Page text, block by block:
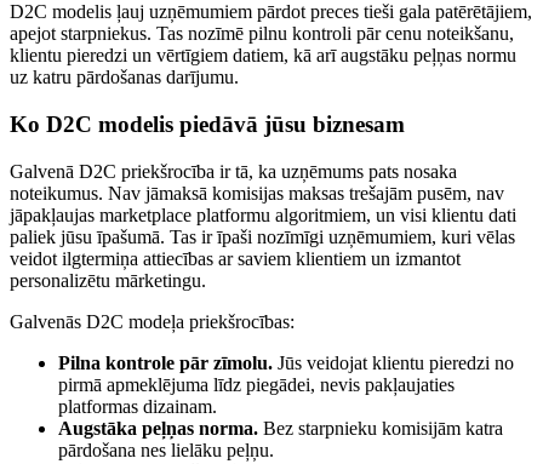
D2C modelis ļauj uzņēmumiem pārdot preces tieši gala patērētājiem,
apejot starpniekus. Tas nozīmē pilnu kontroli pār cenu noteikšanu,
klientu pieredzi un vērtīgiem datiem, kā arī augstāku peļņas normu
uz katru pārdošanas darījumu.
Ko D2C modelis piedāvā jūsu biznesam
Galvenā D2C priekšrocība ir tā, ka uzņēmums pats nosaka
noteikumus. Nav jāmaksā komisijas maksas trešajām pusēm, nav
jāpakļaujas marketplace platformu algoritmiem, un visi klientu dati
paliek jūsu īpašumā. Tas ir īpaši nozīmīgi uzņēmumiem, kuri vēlas
veidot ilgtermiņa attiecības ar saviem klientiem un izmantot
personalizētu mārketingu.
Galvenās D2C modeļa priekšrocības:
Pilna kontrole pār zīmolu. Jūs veidojat klientu pieredzi no
pirmā apmeklējuma līdz piegādei, nevis pakļaujaties
platformas dizainam.
Augstāka peļņas norma. Bez starpnieku komisijām katra
pārdošana nes lielāku peļņu.